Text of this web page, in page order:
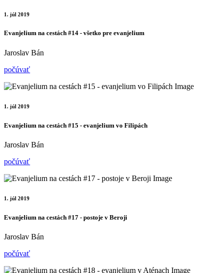
1. júl 2019
Evanjelium na cestách #14 - všetko pre evanjelium
Jaroslav Bán
počúvať
1. júl 2019
Evanjelium na cestách #15 - evanjelium vo Filipách
Jaroslav Bán
počúvať
1. júl 2019
Evanjelium na cestách #17 - postoje v Beroji
Jaroslav Bán
počúvať